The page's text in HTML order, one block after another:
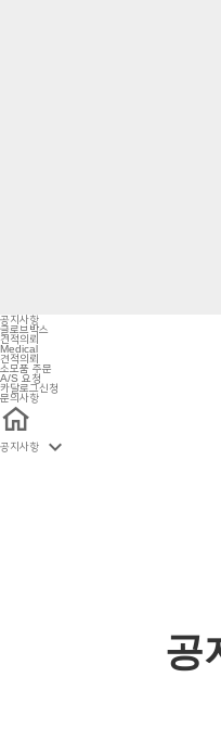
공지사항
글로브박스
견적의뢰
Medical
견적의뢰
소모품 주문
A/S 요청
카달로그신청
문의사항
공지사항 
공